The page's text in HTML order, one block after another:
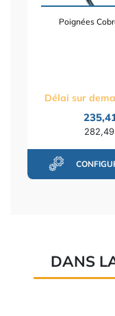
Poignées
Délai sur
DANS